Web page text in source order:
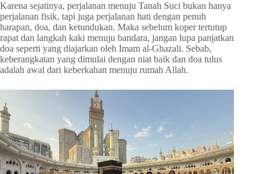
Karena sejatinya, perjalanan menuju Tanah Suci bukan hanya
perjalanan fisik, tapi juga perjalanan hati dengan penuh
harapan, doa, dan ketundukan. Maka sebelum koper tertutup
rapat dan langkah kaki menuju bandara, jangan lupa panjatkan
doa seperti yang diajarkan oleh Imam al-Ghazali. Sebab,
keberangkatan yang dimulai dengan niat baik dan doa tulus
adalah awal dari keberkahan menuju rumah Allah.